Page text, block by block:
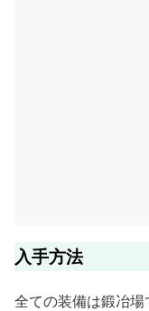
入手方法
全ての装備は鍛冶